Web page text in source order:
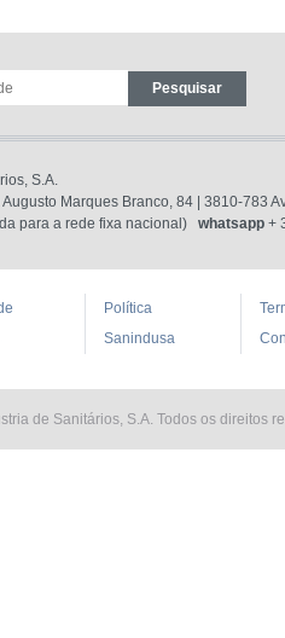
S.A.
Marques Branco, 84 | 3810-783
para a rede fixa nacional) whatsapp +
Política
Sanindusa
de Sanitários, S.A. Todos os direitos